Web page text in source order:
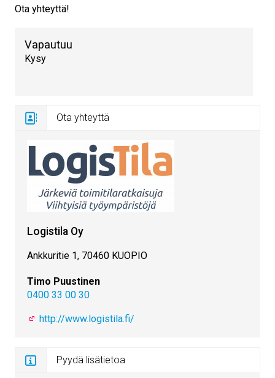
Ota yhteyttä!
Vapautuu
Kysy
Ota yhteyttä
Logistila Oy
Ankkuritie 1, 70460 KUOPIO
Timo Puustinen
0400 33 00 30
http://www.logistila.fi/
Pyydä lisätietoa